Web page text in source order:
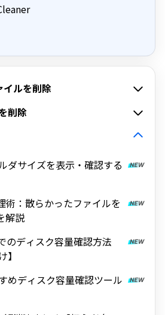
ルを削除
削除
ダサイズを表示・確認する
術：散らかったファイルを
解説
のディスク容量確認方法
】
めディスク容量確認ツール